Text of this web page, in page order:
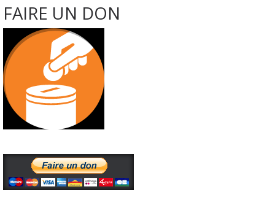
FAIRE UN DON